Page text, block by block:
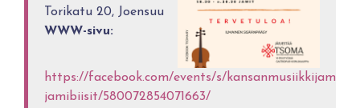
Torikatu 20, Joensuu
WWW-sivu:
https://facebook.com/events/s/kansanmusiikkijamit-
jamibiisit/580072854071663/